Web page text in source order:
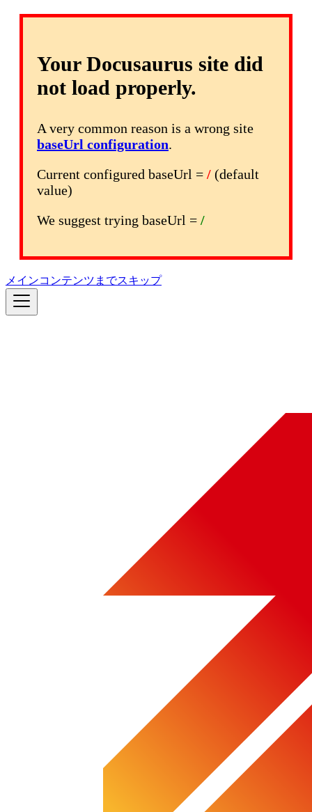
Your Docusaurus site did
not load properly.
A very common reason is a wrong site
baseUrl configuration.
Current configured baseUrl = / (default
value)
We suggest trying baseUrl = /
メインコンテンツまでスキップ